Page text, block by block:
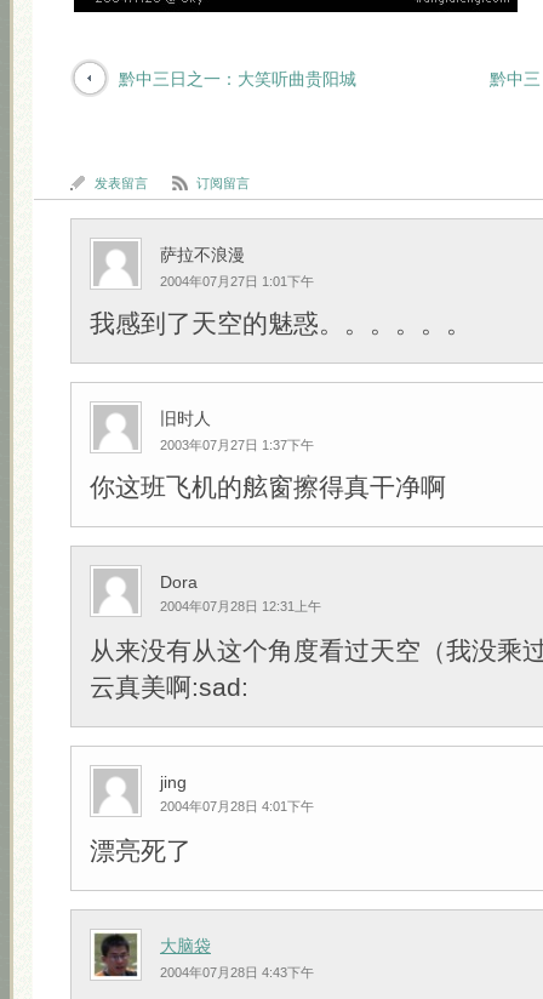
黔中三日之一：大笑听曲贵阳城 黔中
发表留言 订阅留言
萨拉不浪漫
2004年07月27日 1:01下午
我感到了天空的魅惑。。。。。。
旧时人
2003年07月27日 1:37下午
你这班飞机的舷窗擦得真干净啊
Dora
2004年07月28日 12:31上午
从来没有从这个角度看过天空（我没乘
云真美啊:sad:
jing
2004年07月28日 4:01下午
漂亮死了
大脑袋
2004年07月28日 4:43下午